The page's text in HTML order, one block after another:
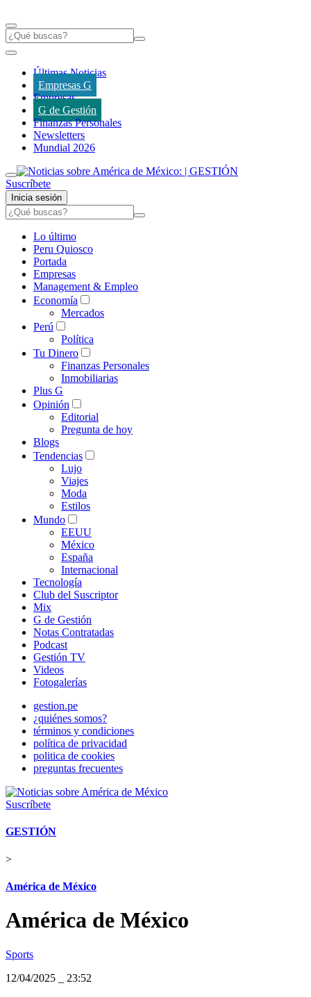
Últimas Noticias
Empresas G
Empresas
G de Gestión
Finanzas Personales
Newsletters
Mundial 2026
Suscríbete
Inicia sesión
Lo último
Peru Quiosco
Portada
Empresas
Management & Empleo
Economía
Mercados
Perú
Política
Tu Dinero
Finanzas Personales
Inmobiliarias
Plus G
Opinión
Editorial
Pregunta de hoy
Blogs
Tendencias
Lujo
Viajes
Moda
Estilos
Mundo
EEUU
México
España
Internacional
Tecnología
Club del Suscriptor
Mix
G de Gestión
Notas Contratadas
Podcast
Gestión TV
Videos
Fotogalerías
gestion.pe
¿quiénes somos?
términos y condiciones
política de privacidad
politica de cookies
preguntas frecuentes
Suscríbete
GESTIÓN
>
América de México
América de México
Sports
12/04/2025
23:52